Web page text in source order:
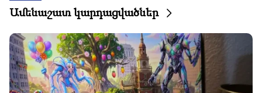
14:25
Թրամփն արդեն ընտրել է Վենսին որպես իր
13:32
ՈՒՂԻՂ․ Վահագն Ալեքսանյանի ճեպազրույցը
Ամենաշատ կարդացվածներ